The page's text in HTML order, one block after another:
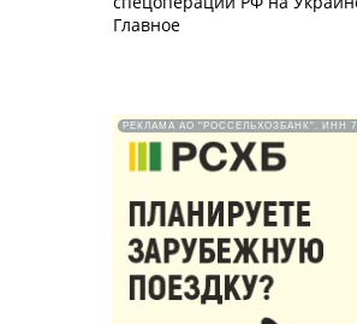
Главное
РЕКЛАМА АО "РОССЕЛЬХОЗБАНК". ИНН